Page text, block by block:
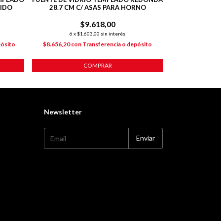
28.7 CM C/ ASAS PARA HORNO
$9.618,00
6 x $1.603,00 sin interés
$8.656,20con Transferencia o depósito
COMPRAR
Newsletter